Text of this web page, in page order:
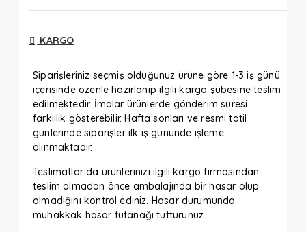
KARGO
Siparişleriniz seçmiş olduğunuz ürüne göre 1-3 iş günü
içerisinde özenle hazırlanıp ilgili kargo şubesine teslim
edilmektedir. İmalar ürünlerde gönderim süresi
farklılık gösterebilir. Hafta sonları ve resmi tatil
günlerinde siparişler ilk iş gününde işleme
alınmaktadır.
Teslimatlar da ürünlerinizi ilgili kargo firmasından
teslim almadan önce ambalajında bir hasar olup
olmadığını kontrol ediniz. Hasar durumunda
muhakkak hasar tutanağı tutturunuz.